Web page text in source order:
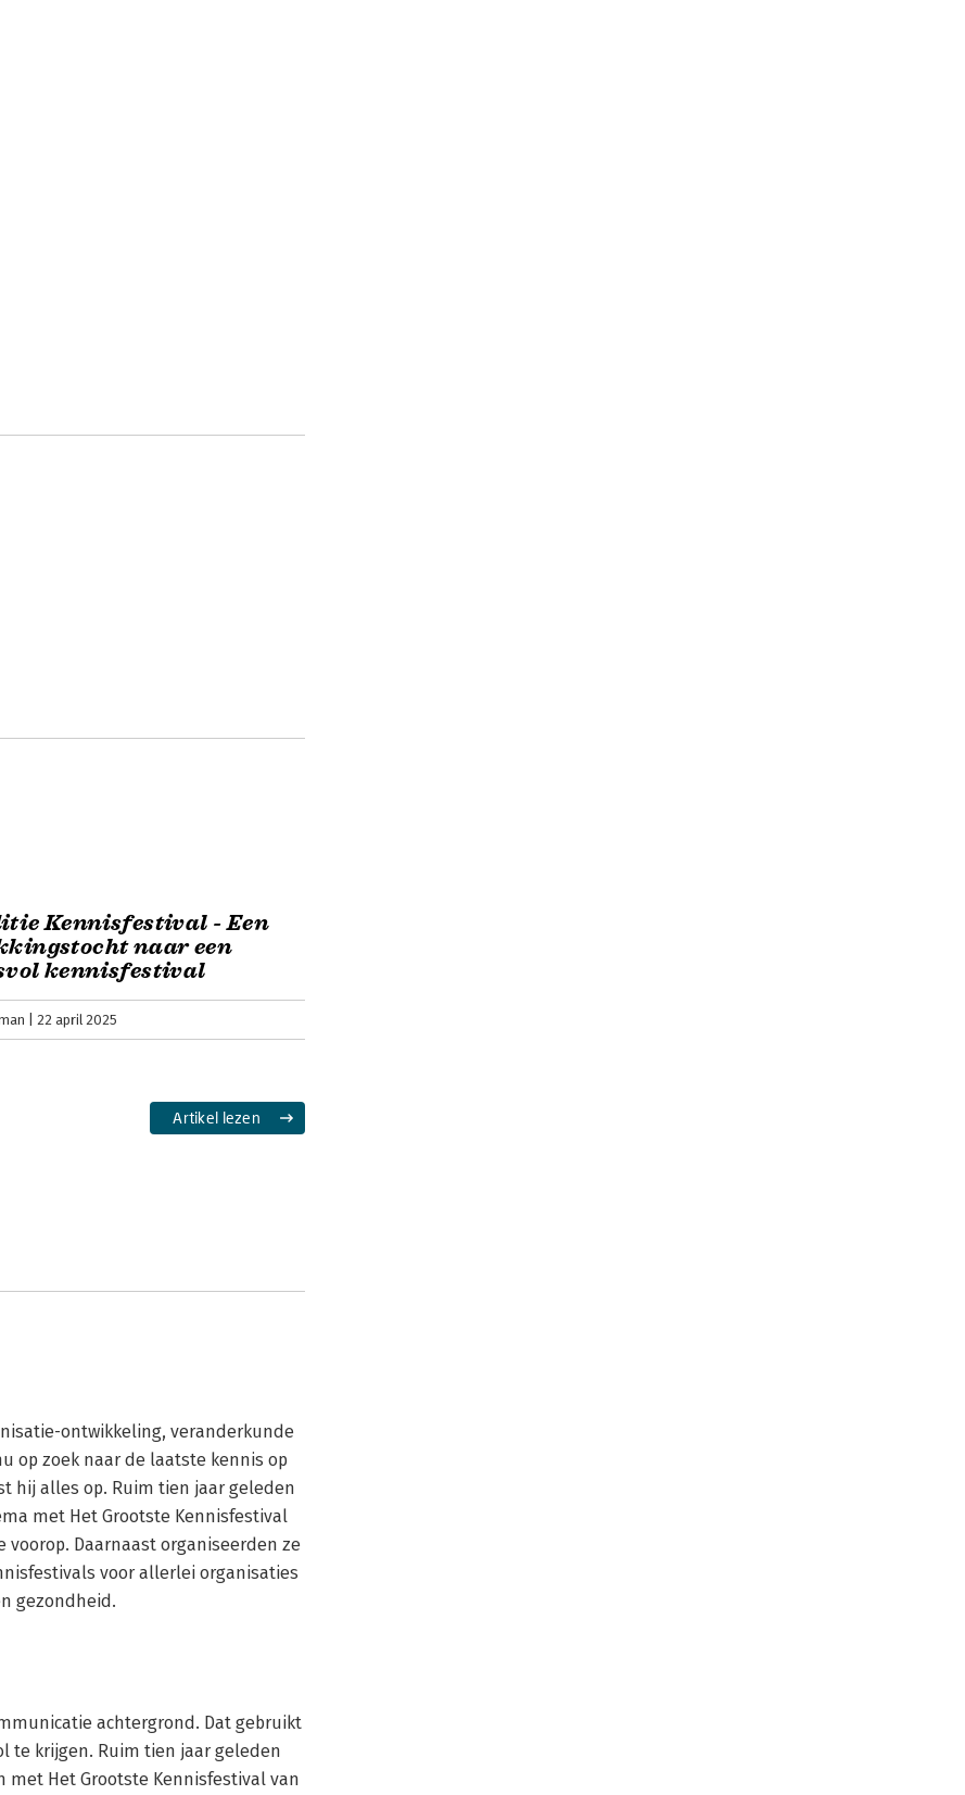
Kennisfestival - Een
naar een
kennisfestival
22 april 2025
Artikel lezen
ontwikkeling, veranderkunde
op zoek naar de laatste kennis op
hij alles op. Ruim tien jaar geleden
met Het Grootste Kennisfestival
Daarnaast organiseerden ze
voor allerlei organisaties
gezondheid.
achtergrond. Dat gebruikt
te krijgen. Ruim tien jaar geleden
met Het Grootste Kennisfestival van